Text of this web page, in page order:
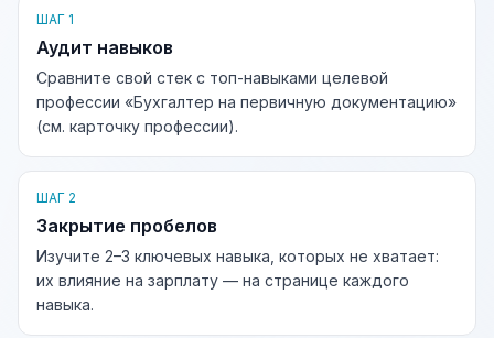
ШАГ 1
Аудит навыков
Сравните свой стек с топ-навыками целевой
профессии «Бухгалтер на первичную документацию»
(см. карточку профессии).
ШАГ 2
Закрытие пробелов
Изучите 2–3 ключевых навыка, которых не хватает:
их влияние на зарплату — на странице каждого
навыка.